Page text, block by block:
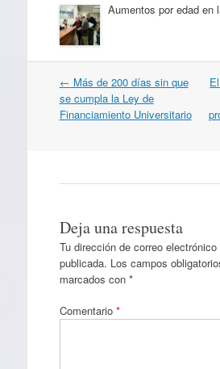
Aumentos por edad en
Navegación
por
artículos
← Más de 200 días sin que
se cumpla la Ley de
Financiamiento Universitario
Deja una respuesta
Tu dirección de correo electrónico
publicada. Los campos
marcados con *
Comentario *